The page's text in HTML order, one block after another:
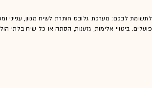
לתשומת לבכם: מערכת גלובס חותרת לשיח מגוון, ענייני
פועלים. ביטויי אלימות, גזענות, הסתה או כל שיח בלתי